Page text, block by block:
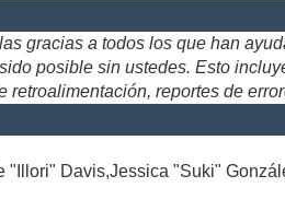
gracias a todos los que han
posible sin ustedes. Esto
retroalimentación, reportes de
Davis,Jessica "Suki"